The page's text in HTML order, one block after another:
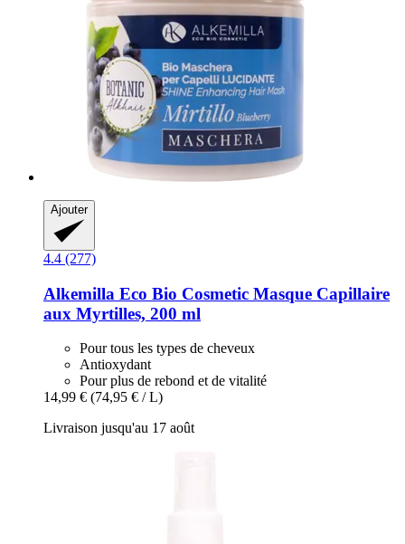
Ajouter
4.4 (277)
Alkemilla Eco Bio Cosmetic Masque Capillaire
aux Myrtilles, 200 ml
Pour tous les types de cheveux
Antioxydant
Pour plus de rebond et de vitalité
14,99 € (74,95 € / L)
Livraison jusqu'au 17 août